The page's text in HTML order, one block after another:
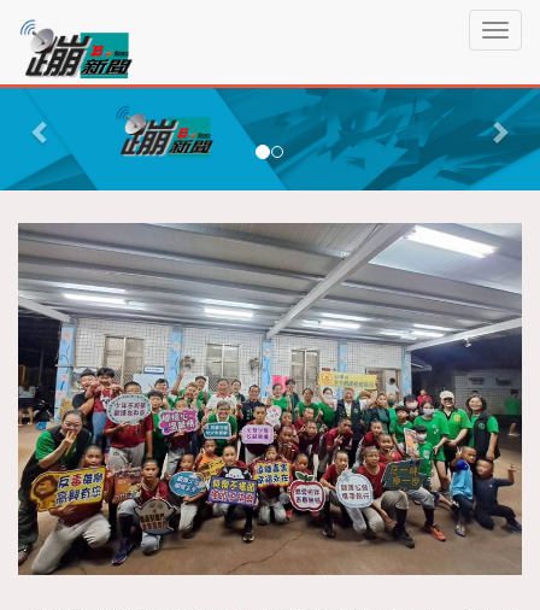
T
g
l
e
v
g
a
t
o
n
蹦
新
聞P
r
v
i
o
u
s
N
e
x
t